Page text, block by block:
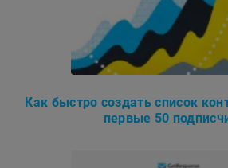
Как быстро создать список
первые 50